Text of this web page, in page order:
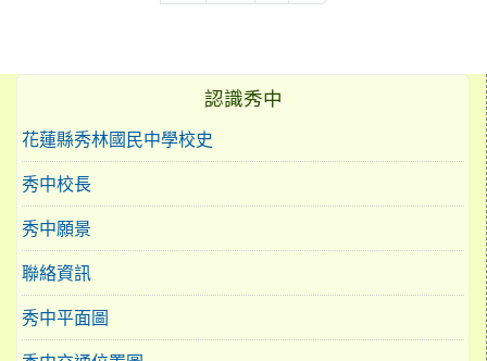
認識秀中
花蓮縣秀林國民中學校史
秀中校長
秀中願景
聯絡資訊
秀中平面圖